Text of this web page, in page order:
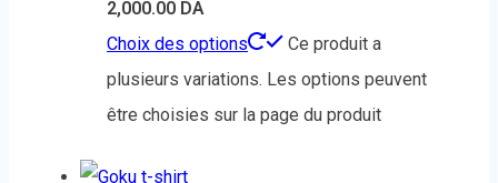
2,000.00 DA
Choix des options
Ce produit a
plusieurs variations. Les options peuvent
être choisies sur la page du produit